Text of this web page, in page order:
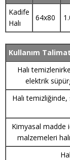
Kadife
Halı
64x80
Kullanım
Halı
elektrik
Halı
Kimyasal madde
malzemeleri